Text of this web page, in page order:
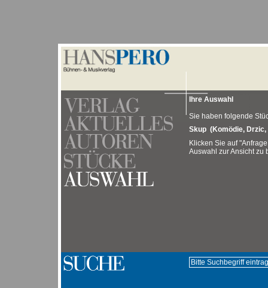
Ihre Auswahl
Sie haben folgende
Skup (Komödie, Drzic,
Klicken Sie auf
Auswahl zur Ansicht zu